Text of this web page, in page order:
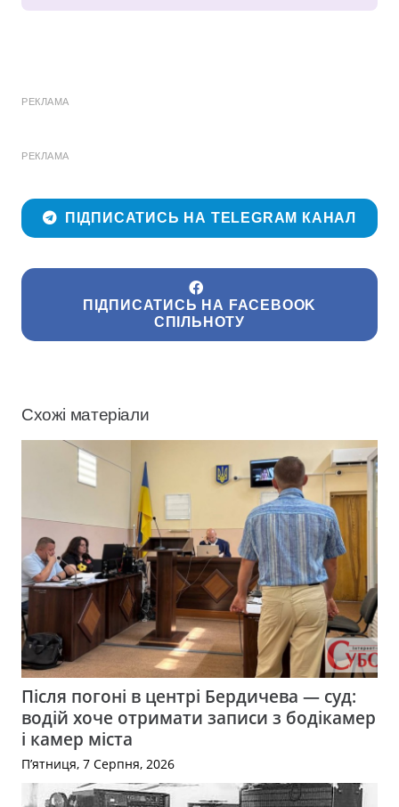
РЕКЛАМА
РЕКЛАМА
ПІДПИСАТИСЬ НА TELEGRAM КАНАЛ
ПІДПИСАТИСЬ НА FACEBOOK
СПІЛЬНОТУ
Схожі матеріали
Після погоні в центрі Бердичева — суд:
водій хоче отримати записи з бодікамер
і камер міста
П’ятниця, 7 Серпня, 2026